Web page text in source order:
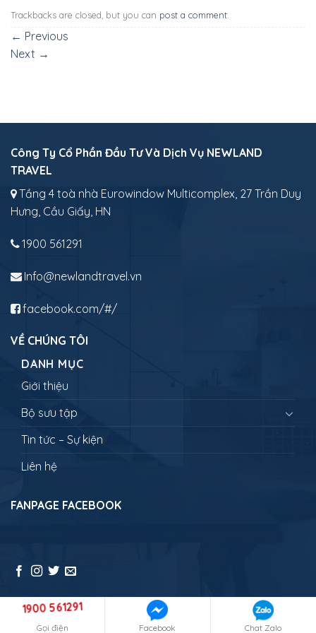
Trackbacks are closed, but you can post a comment
← Previous
Next →
Công Ty Cổ Phần Đầu Tư Và Dịch Vụ NEWLAND
TRAVEL
Tầng 4 toà nhà Eurowindow Multicomplex, 27 Trần Duy
Hưng, Cầu Giấy, HN
1900 561291
Info@newlandtravel.vn
facebook.com/#/
VỀ CHÚNG TÔI
DANH MỤC
Giới thiệu
Bộ sưu tập
Tin tức – Sự kiện
Liên hệ
FANPAGE FACEBOOK
Copyright 2026 © NEWLANDTRAVEL - Đưa bạn đi muôn nơi
1900 561291
Gọi điện Facebook Chat Zalo